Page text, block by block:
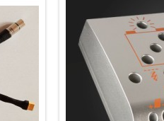
de l'impact sur